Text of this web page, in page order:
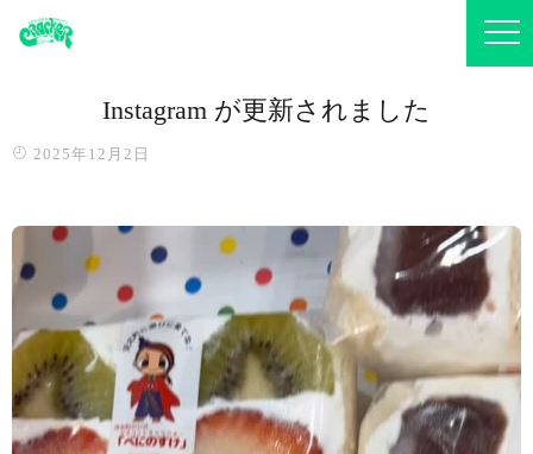
Instagram が更新されました
2025年12月2日